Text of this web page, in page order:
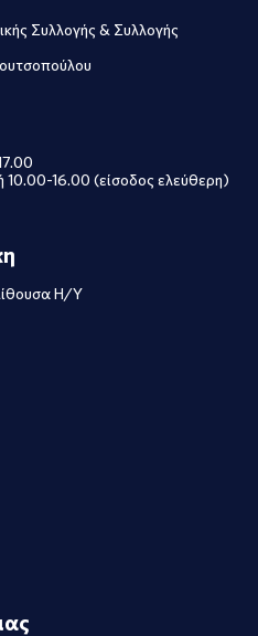
Συλλογής & Συλλογής
16.00 (είσοδος ελεύθερη)
Η/Υ